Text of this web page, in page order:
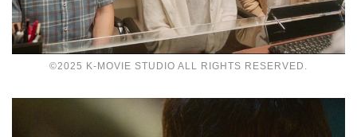
©2025 K-MOVIE STUDIO ALL RIGHTS RESERVED.